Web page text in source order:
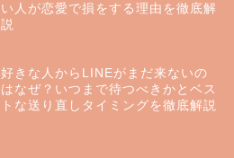
い人が恋愛で損をする理由を徹底解
説
好きな人からLINEがまだ来ないの
はなぜ？いつまで待つべきかとベス
トな送り直しタイミングを徹底解説